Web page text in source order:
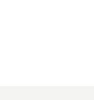
versions
modèles à